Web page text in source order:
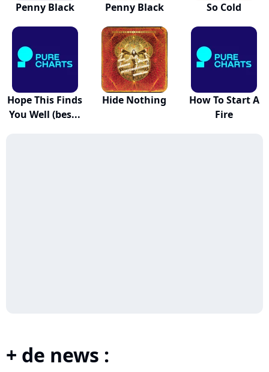
Penny Black Penny Black So Cold
Hope This Finds
You Well (bes...
Hide Nothing
How To Start A
Fire
+ de news :